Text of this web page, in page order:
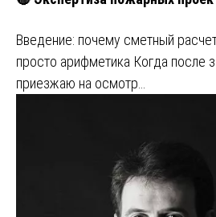
Введение: почему сметный
просто арифметика Когда после
приезжаю на осмотр…